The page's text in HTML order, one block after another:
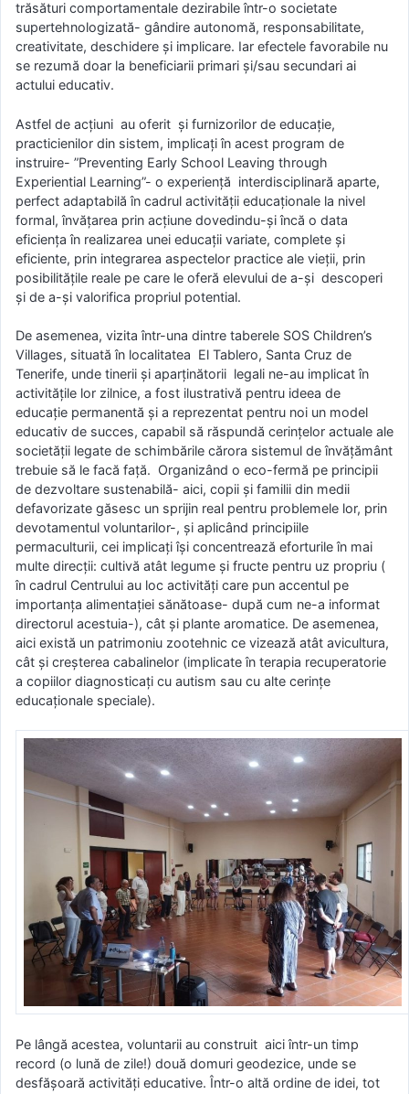
trăsături comportamentale dezirabile într-o societate
supertehnologizată- gândire autonomă, responsabilitate,
creativitate, deschidere și implicare. Iar efectele favorabile nu
se rezumă doar la beneficiarii primari și/sau secundari ai
actului educativ.
Astfel de acțiuni au oferit și furnizorilor de educație,
practicienilor din sistem, implicați în acest program de
instruire- ”Preventing Early School Leaving through
Experiential Learning”- o experiență interdisciplinară aparte,
perfect adaptabilă în cadrul activității educaționale la nivel
formal, învățarea prin acțiune dovedindu-și încă o data
eficiența în realizarea unei educații variate, complete și
eficiente, prin integrarea aspectelor practice ale vieții, prin
posibilitățile reale pe care le oferă elevului de a-și descoperi
și de a-și valorifica propriul potential.
De asemenea, vizita într-una dintre taberele SOS Children’s
Villages, situată în localitatea El Tablero, Santa Cruz de
Tenerife, unde tinerii și aparținătorii legali ne-au implicat în
activitățile lor zilnice, a fost ilustrativă pentru ideea de
educație permanentă și a reprezentat pentru noi un model
educativ de succes, capabil să răspundă cerințelor actuale ale
societății legate de schimbările cărora sistemul de învățământ
trebuie să le facă față. Organizând o eco-fermă pe principii
de dezvoltare sustenabilă- aici, copii și familii din medii
defavorizate găsesc un sprijin real pentru problemele lor, prin
devotamentul voluntarilor-, și aplicând principiile
permaculturii, cei implicați își concentrează eforturile în mai
multe direcții: cultivă atât legume și fructe pentru uz propriu (
în cadrul Centrului au loc activități care pun accentul pe
importanța alimentației sănătoase- după cum ne-a informat
directorul acestuia-), cât și plante aromatice. De asemenea,
aici există un patrimoniu zootehnic ce vizează atât avicultura,
cât și creșterea cabalinelor (implicate în terapia recuperatorie
a copiilor diagnosticați cu autism sau cu alte cerințe
educaționale speciale).
Pe lângă acestea, voluntarii au construit aici într-un timp
record (o lună de zile!) două domuri geodezice, unde se
desfășoară activități educative. Într-o altă ordine de idei, tot